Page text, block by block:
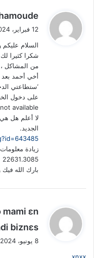
ي
ق
ل
12 فبراير، 2024 الساعة 3:30 م
السلام عليكم
شكرا كثيرا
من المشاكل ،
أخي أحمد
‘ستطاعتي
على دخول
available.
لا أعلم هل
الجديد.
22631.3085
بارك الله فيك
ي
و
ل
ɛn
biznɛs
8 يونيو، 2024 الساعة 11:15 م